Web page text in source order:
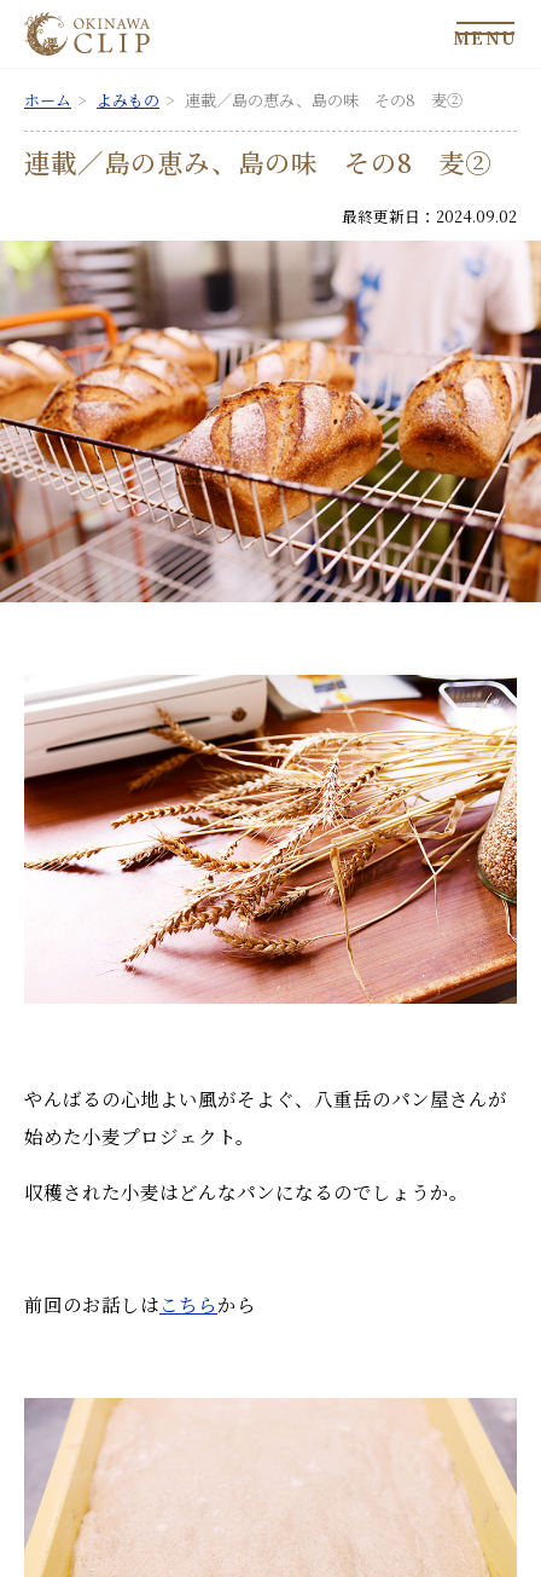
MENU
ホーム よみもの 連載／島の恵み、島の味 その8 麦②
連載／島の恵み、島の味 その8 麦②
最終更新日：2024.09.02
やんばるの心地よい風がそよぐ、八重岳のパン屋さんが
始めた小麦プロジェクト。
収穫された小麦はどんなパンになるのでしょうか。
前回のお話しはこちらから